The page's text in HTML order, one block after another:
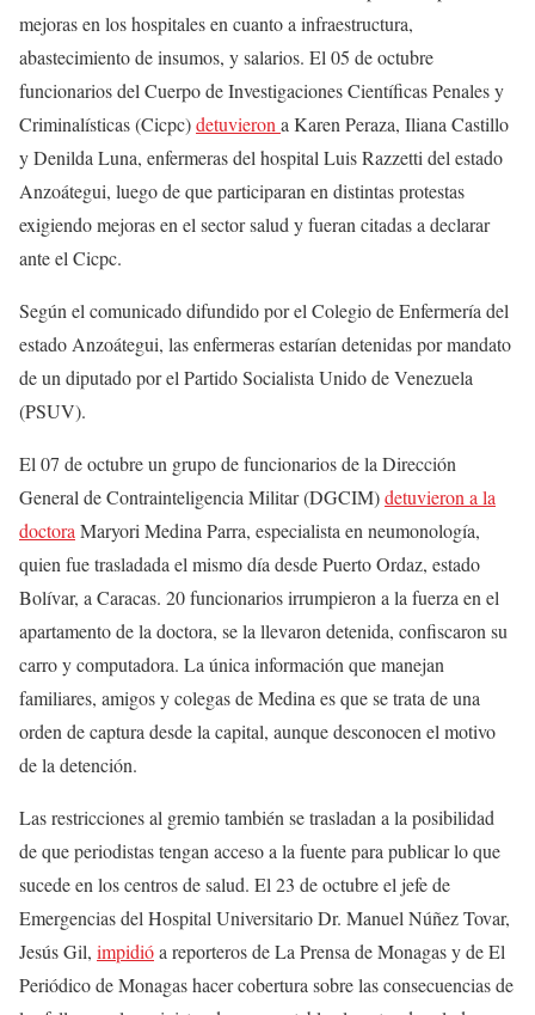
mejoras en los hospitales en cuanto a infraestructura,
abastecimiento de insumos, y salarios. El 05 de octubre
funcionarios del Cuerpo de Investigaciones Científicas Penales y
Criminalísticas (Cicpc)detuvieron a Karen Peraza, Iliana Castillo
y Denilda Luna, enfermeras del hospital Luis Razzetti del estado
Anzoátegui, luego de que participaran en distintas protestas
exigiendo mejoras en el sector salud y fueran citadas a declarar
ante el Cicpc.
Según el comunicado difundido por el Colegio de Enfermería del
estado Anzoátegui, las enfermeras estarían detenidas por mandato
de un diputado por el Partido Socialista Unido de Venezuela
(PSUV).
El 07 de octubre un grupo de funcionarios de la Dirección
General de Contrainteligencia Militar (DGCIM)detuvieron a la
doctora Maryori Medina Parra, especialista en neumonología,
quien fue trasladada el mismo día desde Puerto Ordaz, estado
Bolívar, a Caracas. 20 funcionarios irrumpieron a la fuerza en el
apartamento de la doctora, se la llevaron detenida, confiscaron su
carro y computadora. La única información que manejan
familiares, amigos y colegas de Medina es que se trata de una
orden de captura desde la capital, aunque desconocen el motivo
de la detención.
Las restricciones al gremio también se trasladan a la posibilidad
de que periodistas tengan acceso a la fuente para publicar lo que
sucede en los centros de salud. El 23 de octubre el jefe de
Emergencias del Hospital Universitario Dr. Manuel Núñez Tovar,
Jesús Gil, impidióa reporteros de La Prensa de Monagas y de El
Periódico de Monagas hacer cobertura sobre las consecuencias de